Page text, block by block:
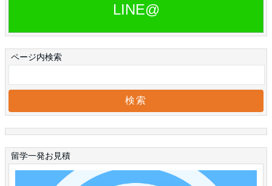
LINE@
ページ内検索
留学一発お見積